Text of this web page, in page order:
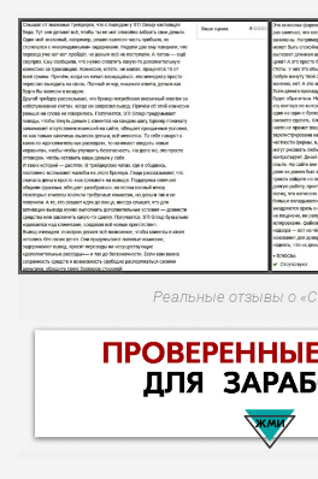
Реальные отзывы о